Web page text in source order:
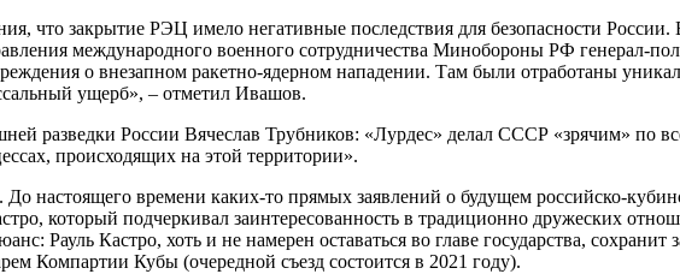
что закрытие РЭЦ имело негативные последствия для безопасности
международного военного сотрудничества Минобороны РФ генерал-
о внезапном ракетно-ядерном нападении. Там были отработаны
ущерб», – отметил Ивашов.
разведки России Вячеслав Трубников: «Лурдес» делал СССР «зрячим» по
происходящих на этой территории».
настоящего времени каких-то прямых заявлений о будущем российско-
который подчеркивал заинтересованность в традиционно дружеских
Рауль Кастро, хоть и не намерен оставаться во главе государства, сохранит
Компартии Кубы (очередной съезд состоится в 2021 году).